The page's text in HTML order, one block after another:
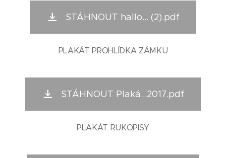
STÁHNOUT hallo... (2).pdf
PLAKÁT PROHLÍDKA ZÁMKU
STÁHNOUT Plaká...2017.pdf
PLAKÁT RUKOPISY